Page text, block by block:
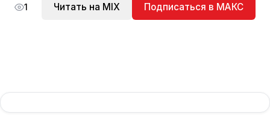
1 Читать на MIX Подписаться в МАКС